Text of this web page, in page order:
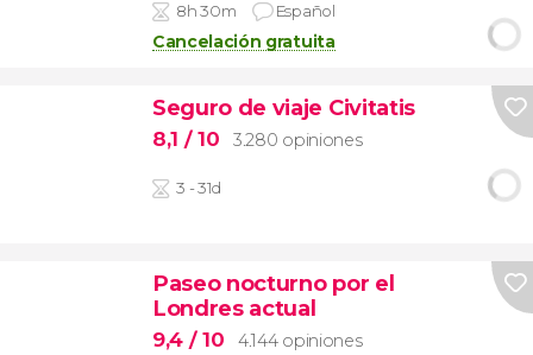
8h 30m Español
Cancelación gratuita
Seguro de viaje Civitatis
8,1 / 10 3.280 opiniones
3 - 31d
Paseo nocturno por el
Londres actual
9,4 / 10 4.144 opiniones